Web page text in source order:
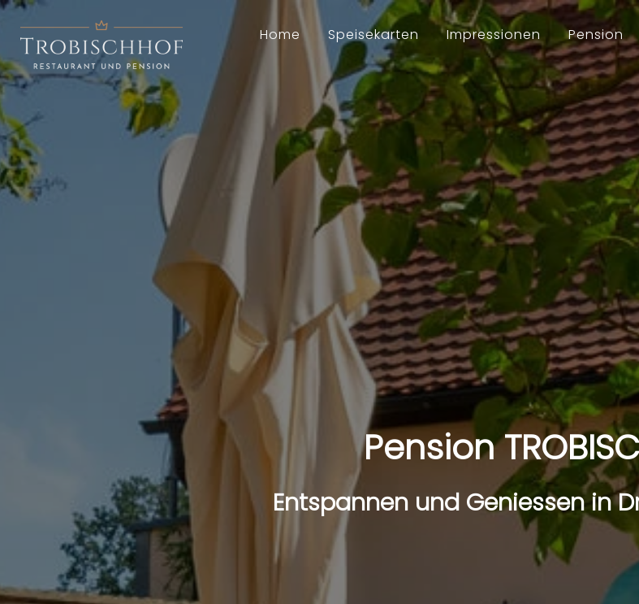
Home Speisekarten Impressionen Pension
Pension
Entspannen und Geniessen in